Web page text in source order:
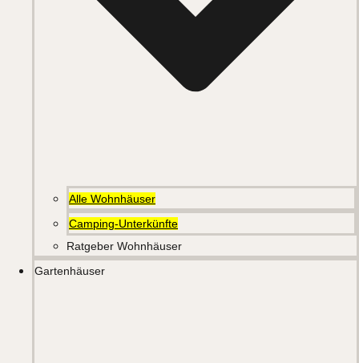
Alle Wohnhäuser
Camping-Unterkünfte
Ratgeber Wohnhäuser
Gartenhäuser